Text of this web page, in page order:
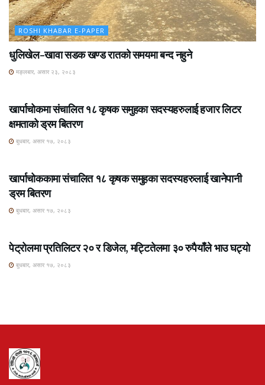
ROSHI KHABAR E-PAPER
धुलिखेल–खावा सडक खण्ड रातको समयमा बन्द नहुने
मङ्लबार, असार २३, २०८३
खार्पाचोकमा संचालित १८ कृषक समुहका सदस्यहरुलाई हजार लिटर
क्षमताको ड्रम बितरण
बुधबार, असार १७, २०८३
खार्पाचोककामा संचालित १८ कृषक समुहका सदस्यहरुलाई खानेपानी
ड्रम बितरण
बुधबार, असार १७, २०८३
पेट्रोलमा प्रतिलिटर २० र डिजेल, मट्टितेलमा ३० रुपैयाँले भाउ घट्यो
बुधबार, असार १७, २०८३